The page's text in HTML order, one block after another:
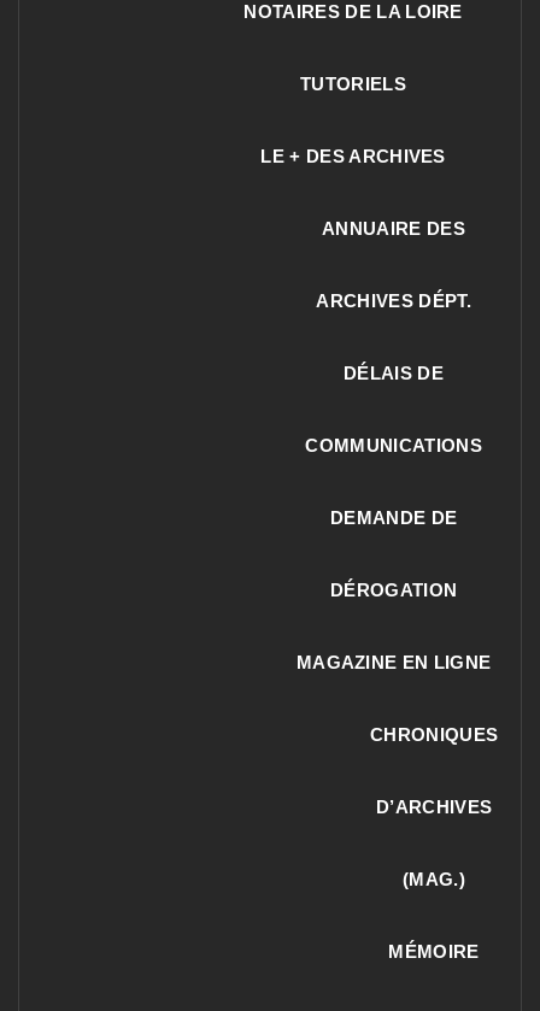
NOTAIRES DE LA LOIRE
TUTORIELS
LE + DES ARCHIVES
ANNUAIRE DES
ARCHIVES DÉPT.
DÉLAIS DE
COMMUNICATIONS
DEMANDE DE
DÉROGATION
MAGAZINE EN LIGNE
CHRONIQUES
D’ARCHIVES
(MAG.)
MÉMOIRE